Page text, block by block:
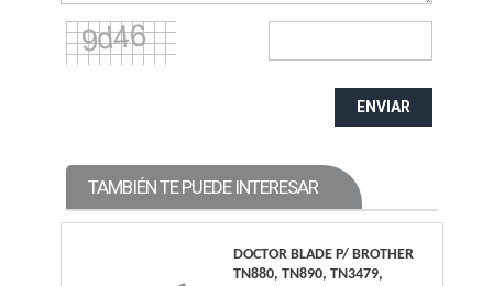
ENVIAR
TAMBIÉN TE PUEDE INTERESAR
DOCTOR BLADE P/ BROTHER
TN880, TN890, TN3479,